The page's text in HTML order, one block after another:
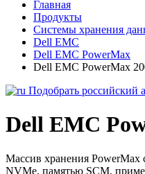
Главная
Продукты
Системы хранения
Dell EMC
Dell EMC PowerMax
Dell EMC PowerMax
Подобрать российский
Dell EMC
Массив хранения PowerMax
NVMe, памятью SCM,